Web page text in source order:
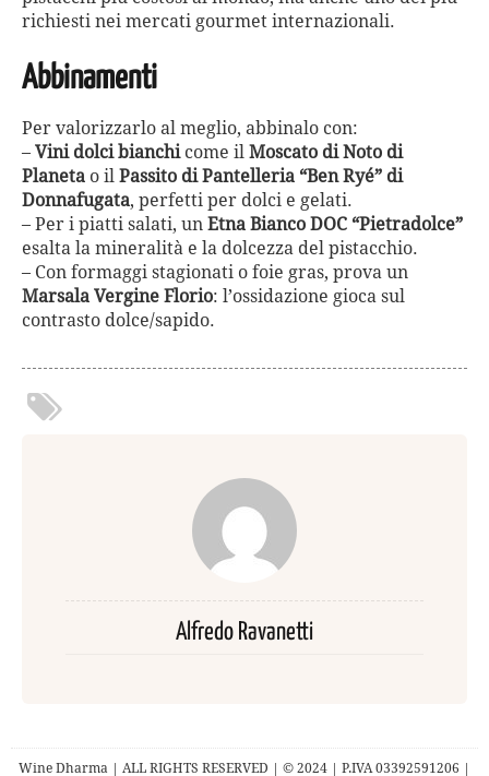
richiesti nei mercati gourmet internazionali.
Abbinamenti
Per valorizzarlo al meglio, abbinalo con:
– Vini dolci bianchicome il Moscato di Noto di
Planeta o il Passito di Pantelleria “Ben Ryé” di
Donnafugata, perfetti per dolci e gelati.
– Per i piatti salati, un Etna Bianco DOC “Pietradolce”
esalta la mineralità e la dolcezza del pistacchio.
– Con formaggi stagionati o foie gras, prova un
Marsala Vergine Florio: l’ossidazione gioca sul
contrasto dolce/sapido.
Alfredo Ravanetti
Wine Dharma | ALL RIGHTS RESERVED | © 2024 | P.IVA 03392591206 |